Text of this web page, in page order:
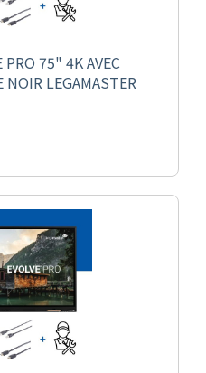
PRO 75" 4K AVEC
LEGAMASTER